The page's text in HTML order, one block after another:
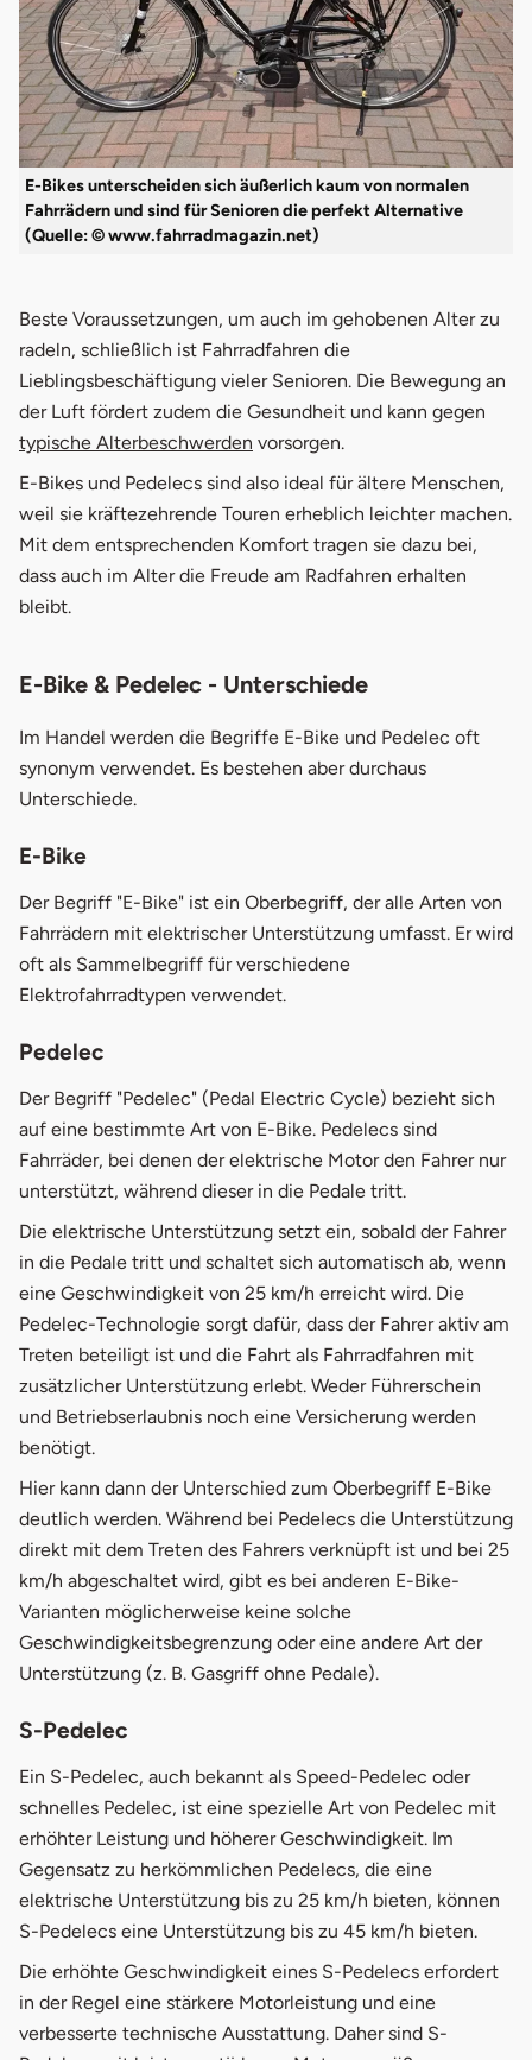
E-Bikes unterscheiden sich äußerlich kaum von normalen
Fahrrädern und sind für Senioren die perfekt Alternative
(Quelle: © www.fahrradmagazin.net)
Beste Voraussetzungen, um auch im gehobenen Alter zu
radeln, schließlich ist Fahrradfahren die
Lieblingsbeschäftigung vieler Senioren. Die Bewegung an
der Luft fördert zudem die Gesundheit und kann gegen
typische Alterbeschwerden vorsorgen.
E-Bikes und Pedelecs sind also ideal für ältere Menschen,
weil sie kräftezehrende Touren erheblich leichter machen.
Mit dem entsprechenden Komfort tragen sie dazu bei,
dass auch im Alter die Freude am Radfahren erhalten
bleibt.
E-Bike & Pedelec - Unterschiede
Im Handel werden die Begriffe E-Bike und Pedelec oft
synonym verwendet. Es bestehen aber durchaus
Unterschiede.
E-Bike
Der Begriff "E-Bike" ist ein Oberbegriff, der alle Arten von
Fahrrädern mit elektrischer Unterstützung umfasst. Er wird
oft als Sammelbegriff für verschiedene
Elektrofahrradtypen verwendet.
Pedelec
Der Begriff "Pedelec" (Pedal Electric Cycle) bezieht sich
auf eine bestimmte Art von E-Bike. Pedelecs sind
Fahrräder, bei denen der elektrische Motor den Fahrer nur
unterstützt, während dieser in die Pedale tritt.
Die elektrische Unterstützung setzt ein, sobald der Fahrer
in die Pedale tritt und schaltet sich automatisch ab, wenn
eine Geschwindigkeit von 25 km/h erreicht wird. Die
Pedelec-Technologie sorgt dafür, dass der Fahrer aktiv am
Treten beteiligt ist und die Fahrt als Fahrradfahren mit
zusätzlicher Unterstützung erlebt. Weder Führerschein
und Betriebserlaubnis noch eine Versicherung werden
benötigt.
Hier kann dann der Unterschied zum Oberbegriff E-Bike
deutlich werden. Während bei Pedelecs die Unterstützung
direkt mit dem Treten des Fahrers verknüpft ist und bei 25
km/h abgeschaltet wird, gibt es bei anderen E-Bike-
Varianten möglicherweise keine solche
Geschwindigkeitsbegrenzung oder eine andere Art der
Unterstützung (z. B. Gasgriff ohne Pedale).
S-Pedelec
Ein S-Pedelec, auch bekannt als Speed-Pedelec oder
schnelles Pedelec, ist eine spezielle Art von Pedelec mit
erhöhter Leistung und höherer Geschwindigkeit. Im
Gegensatz zu herkömmlichen Pedelecs, die eine
elektrische Unterstützung bis zu 25 km/h bieten, können
S-Pedelecs eine Unterstützung bis zu 45 km/h bieten.
Die erhöhte Geschwindigkeit eines S-Pedelecs erfordert
in der Regel eine stärkere Motorleistung und eine
verbesserte technische Ausstattung. Daher sind S-